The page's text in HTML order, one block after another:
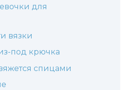
для
вязки
под крючка
спицами